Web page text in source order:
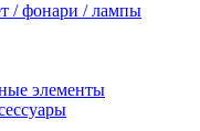
/ фонари / лампы
элементы